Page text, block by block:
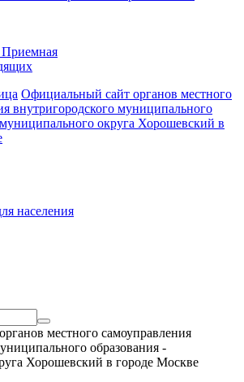
Приемная
Официальный сайт органов местного
внутригородского муниципального
округа Хорошевский в
населения
местного самоуправления
образования -
Хорошевский в городе Москве